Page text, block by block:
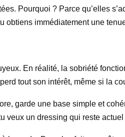
Pourquoi ? Parce qu’elles
obtiens immédiatement une
En réalité, la sobriété
tout son intérêt, même si la
garde une base simple et
veux un dressing qui reste